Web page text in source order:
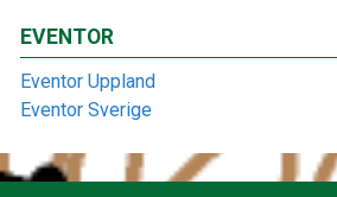
EVENTOR
Eventor Uppland
Eventor Sverige